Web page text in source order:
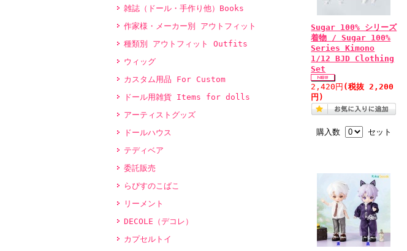
雑誌（ドール・手作り他）Books
作家様・メーカー別 アウトフィット
種類別 アウトフィット Outfits
ウィッグ
カスタム用品 For Custom
ドール用雑貨 Items for dolls
アーティストグッズ
ドールハウス
テディベア
委託販売
らぴすのこばこ
リーメント
DECOLE（デコレ）
カプセルトイ
Sugar 100% シリーズ
着物 / Sugar 100%
Series Kimono
1/12 BJD Clothing
Set
2,420円 (税抜 2,200
円)
購入数 セット